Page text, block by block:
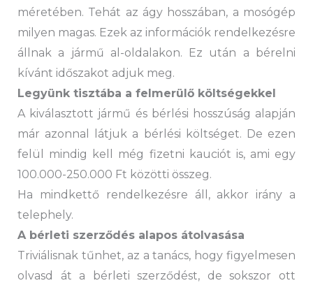
méretében. Tehát az ágy hosszában, a mosógép
milyen magas. Ezek az információk rendelkezésre
állnak a jármű al-oldalakon. Ez után a bérelni
kívánt időszakot adjuk meg.
Legyünk tisztába a felmerülő költségekkel
A kiválasztott jármű és bérlési hosszúság alapján
már azonnal látjuk a bérlési költséget. De ezen
felül mindig kell még fizetni kauciót is, ami egy
100.000-250.000 Ft közötti összeg.
Ha mindkettő rendelkezésre áll, akkor irány a
telephely.
A bérleti szerződés alapos átolvasása
Triviálisnak tűnhet, az a tanács, hogy figyelmesen
olvasd át a bérleti szerződést, de sokszor ott